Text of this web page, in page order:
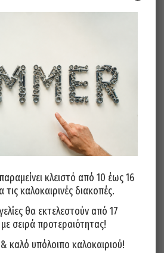
Μπαλαντέζα Καρούλι Εγχώρια
κλειστό από 10 έως 16
τις καλοκαιρινές διακοπές.
θα εκτελεστούν από 17
σειρά προτεραιότητας!
καλό υπόλοιπο καλοκαιριού!